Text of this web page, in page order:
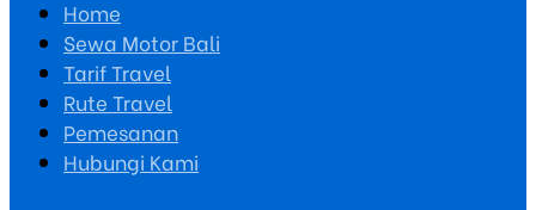
Home
Sewa Motor Bali
Tarif Travel
Rute Travel
Pemesanan
Hubungi Kami